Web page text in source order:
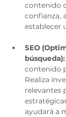
contenido
confianza,
establecer
SEO
búsqueda):
contenido
Realiza
relevantes
ayudará a